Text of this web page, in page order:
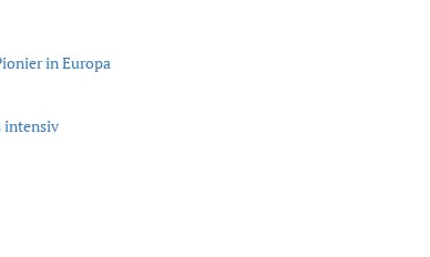
in Europa
intensiv